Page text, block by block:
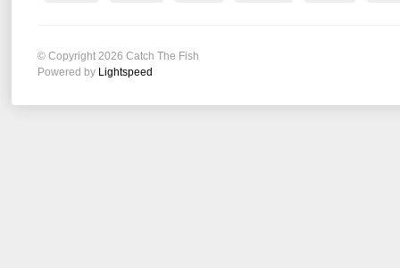
© Copyright 2026 Catch The Fish
Powered by Lightspeed